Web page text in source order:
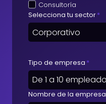
Consultoría
Selecciona tu sector*
Tipo de empresa *
Nombre de la empresa